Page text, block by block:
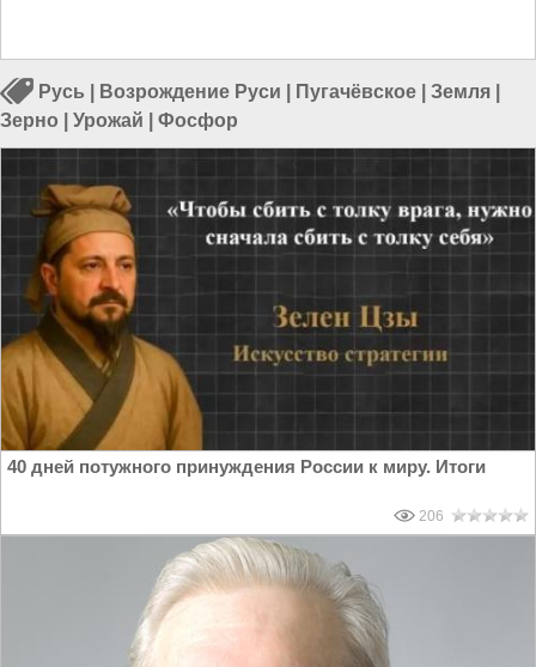
Русь Возрождение Руси Пугачёвское Земля
Зерно
Урожай Фосфор
40 дней потужного принуждения России к миру. Итоги
206